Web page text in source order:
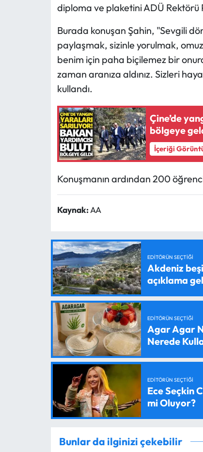
diploma ve plaketini ADÜ Rektörü
Burada konuşan Şahin, "Sevgili
paylaşmak, sizinle yorulmak,
benim için paha biçilemez bir
zaman aranıza aldınız. Sizleri
kullandı.
Çine’de
bölgeye
İçeriği
Konuşmanın ardından 200
Kaynak:AA
EDITÖRÜN SEÇTIĞI
Akdeniz
açıklama
EDITÖRÜN SEÇTIĞI
Agar Agar
Nerede
EDITÖRÜN SEÇTIĞI
Ece Seçkin
mi Oluyor?
Bunlar da ilginizi çekebilir